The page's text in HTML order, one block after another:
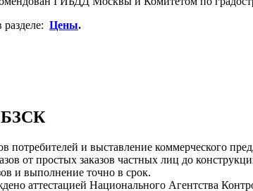
Цены.
БЗСК
потребителей и выставление коммерческого
от простых заказов частных лиц до
и выполнение точно в срок.
аттестацией Национального Агентства